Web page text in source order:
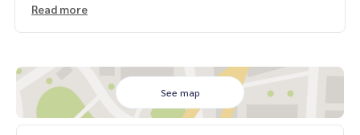
- สระว่ายน้ำ ระบบเกลือ
- CCTV, Access Card
- รปภ. 24 ชม.
📍สถานที่ใกล้เคียง :
Read more
See map